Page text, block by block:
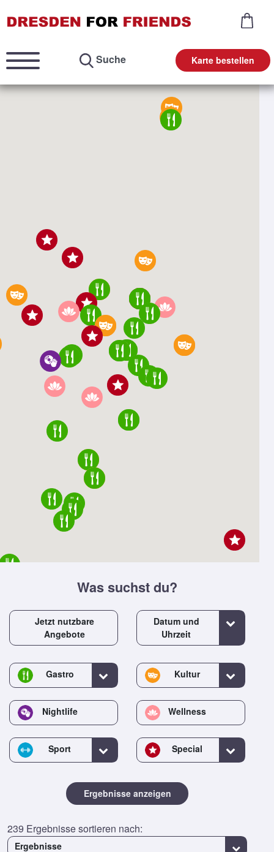
Suche Karte bestellen
Was suchst du?
Jetzt nutzbare
Angebote
Datum und
Uhrzeit
Gastro Kultur
Nightlife Wellness
Sport Special
Ergebnisse anzeigen
239 Ergebnisse sortieren nach:
Ergebnisse